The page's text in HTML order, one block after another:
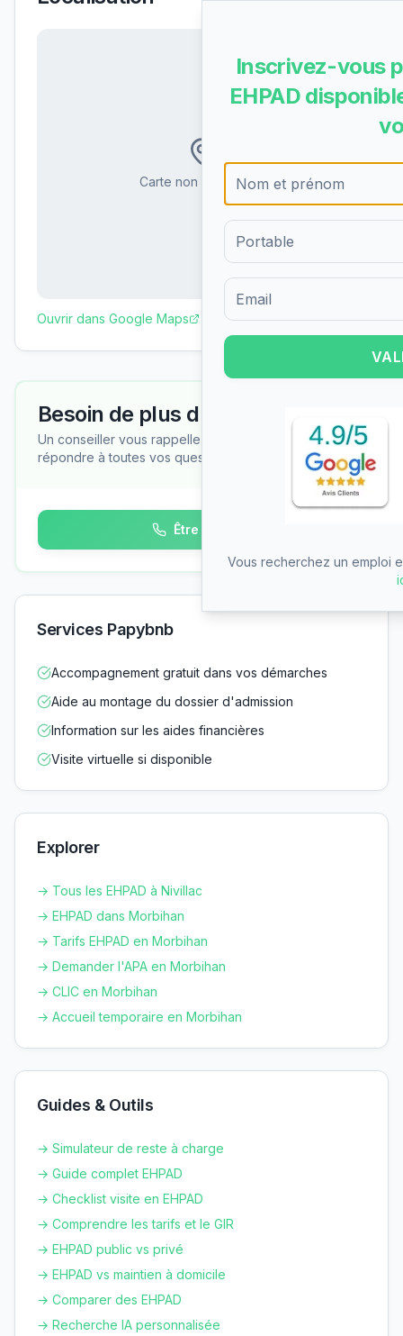
Carte non disponible
Ouvrir dans Google Maps
Besoin de plus d'informations ?
Un conseiller vous rappelle gratuitement pour
répondre à toutes vos questions
Être rappelé
Services Papybnb
Accompagnement gratuit dans vos démarches
Aide au montage du dossier d'admission
Information sur les aides financières
Visite virtuelle si disponible
Explorer
→ Tous les EHPAD à Nivillac
→ EHPAD dans Morbihan
→ Tarifs EHPAD en Morbihan
→ Demander l'APA en Morbihan
→ CLIC en Morbihan
→ Accueil temporaire en Morbihan
Guides & Outils
→ Simulateur de reste à charge
→ Guide complet EHPAD
→ Checklist visite en EHPAD
→ Comprendre les tarifs et le GIR
→ EHPAD public vs privé
→ EHPAD vs maintien à domicile
→ Comparer des EHPAD
→ Recherche IA personnalisée
Inscrivez-vous
EHPAD
Formulaire d'inscription pour
Vous recherchez un emploi